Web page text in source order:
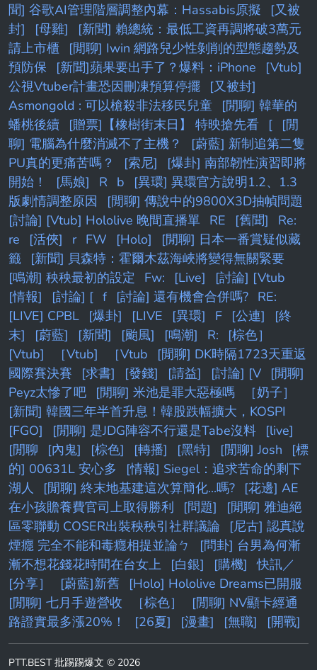
聞] 谷歌AI管理階層調整內幕：Hassabis原擬
[又被
封]
[母雞]
[新聞] 賴總統：最低工資再調將破3萬元
請上市櫃
[閒聊] Iwin 網路兒少性剝削的型態趨勢及
預防保
[新聞]蘋果要出手了？爆料：iPhone
[Vtub]
公視Vtuber計畫恐因刪凍預算停擺
[又被封]
Asmongold : 可以槍殺非法移民兒童
[閒聊] 韓華的
蟠桃後續
[贈票]【橡樹街末日】 特映搶先看 [
[閒
聊] 電腦為什麼消滅不了主機？
[蔚藍] 新制追第二隻
PU真的更痛苦嗎？
[索尼]
[爆卦] 南部韌性演習即將
開始！
[馬娘] R b
[異環] 異環官方說明1.2、1.3
版劇情調整原因
[閒聊] 傳說中的9800X3D抽幀問題
[討論] [Vtub] Hololive 晚間直播單 RE [舊聞]
Re:
re
[活俠] r FW [Holo]
[閒聊] 日本一番賞疑似藏
籤
[新聞] 貝森特：霍爾木茲海峽將變得無關緊要
[鳴潮] 秧秧最初的設定
Fw: [Live]
[討論] [Vtub
[情報]
[討論] [ f [討論] 還有機會合併嗎? RE:
[LIVE] CPBL
[爆卦] [LIVE [異環] F [公連]
[終
末]
[蔚藍] [新聞] [颱風] [鳴潮] R:
[棕色］
[Vtub]
［Vtub] ［Vtub
[閒聊] DK時隔1723天重返
國際賽決賽
[求書] [發錢] [請益] [討論] [V
[閒聊]
Peyz太慘了吧
[閒聊] 米池是罪大惡極嗎
［奶子］
[新聞] 韓國三年半首升息！韓股跌幅擴大，KOSPI
[FGO]
[閒聊] 是JDG陣容不行還是Tabe沒料
[live]
[閒聊
[內鬼] [棕色] [轉播] [黑特] [閒聊] Josh
[標
的] 00631L 安心多
[情報] Siegel：追求苦命的剩下
湖人
[閒聊] 終末地基建這次算簡化...嗎?
[花邊] AE
在小孩贍養費官司上取得勝利
[問題]
[閒聊] 雅迪絕
區零聯動 COSER出裝秧秧引社群議論
[尼古] 認真說
煙癮 完全不能和毒癮相提並論ㄅ
[問卦] 台男為何漸
漸不想花錢花時間在台女上
[白銀] [購機]
快訊／
[分享］
[蔚藍]新舊
[Holo] Hololive Dreams已開服
[閒聊] 七月手遊營收
［棕色］
[閒聊] NV顯卡經通
路證實最多漲20%！
[26夏] [漫畫] [無職] [開戰]
PTT.BEST 批踢踢爆文 © 2026